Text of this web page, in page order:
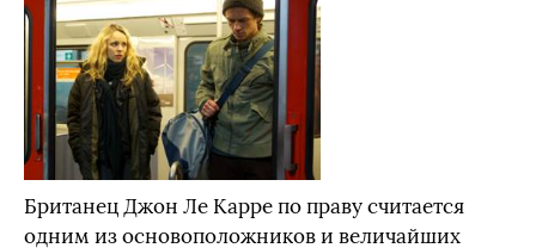
Британец Джон Ле Карре по праву считается
одним из основоположников и величайших